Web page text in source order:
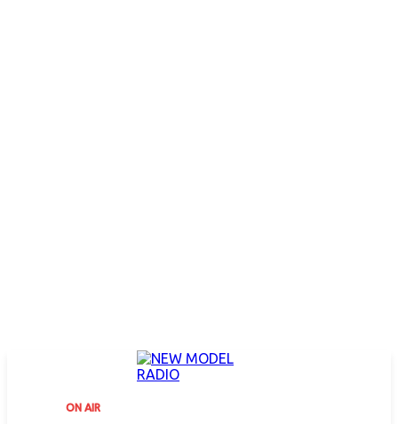
ON AIR